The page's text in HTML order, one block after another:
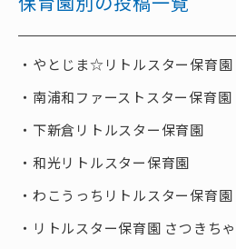
やとじま☆リトルスター保育園
南浦和ファーストスター保育園
下新倉リトルスター保育園
和光リトルスター保育園
わこうっちリトルスター保育園
リトルスター保育園 さつきち